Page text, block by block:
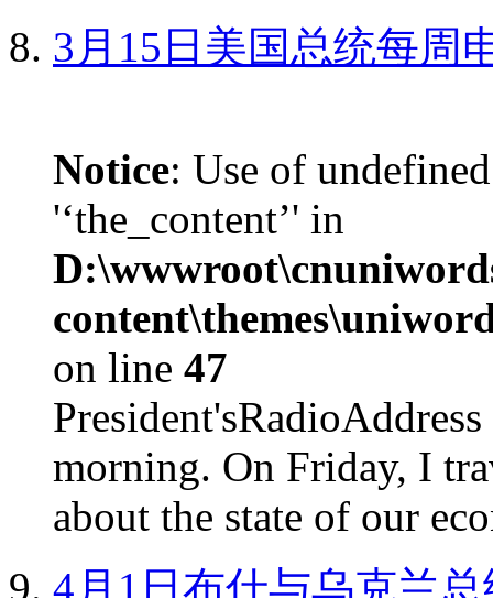
3月15日美国总统每周
Notice: Use of
'‘the_content’' in
on line 47
morning. On Friday, I
about the state of our
4月1日布什与乌克兰